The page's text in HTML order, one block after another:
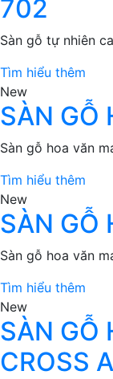
702
Sàn gỗ tự nhiên
Tìm hiểu thêm
New
SÀN GỖ
Sàn gỗ hoa văn
Tìm hiểu thêm
New
SÀN GỖ
Sàn gỗ hoa văn
Tìm hiểu thêm
New
SÀN GỖ
CROSS A